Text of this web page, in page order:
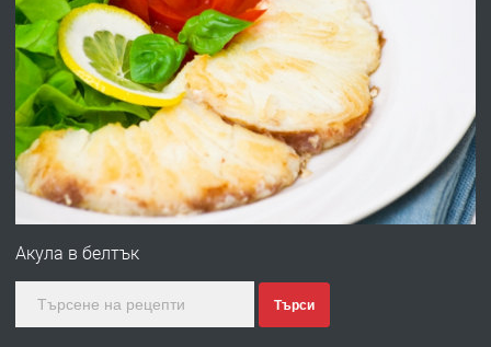
ПРЕДЛАГА Давам гараж под наем
преди 2 дни
ПРЕДЛАГА
№4120 Магазин/Офис под наем в кв.
Акула в белтък
Търси